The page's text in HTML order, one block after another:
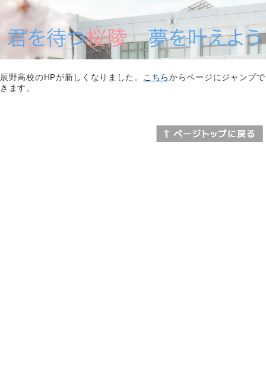
辰野高校のHPが新しくなりました。 こちらからページにジャンプで
きます。